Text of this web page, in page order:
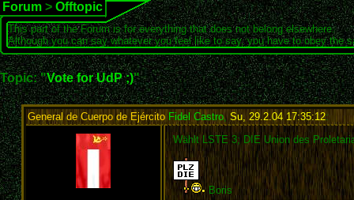
Forum > Offtopic
This part of the Forum is for everything that does not belong elsewhere.
Although you can say whatever you feel like to say, you have to obey the
Topic: "Vote for UdP ;)"
General de Cuerpo de EjércitoFidel Castro, Su, 29.2.04 17:35:12:
Wählt LSTE 3; DIE Union des
Boris